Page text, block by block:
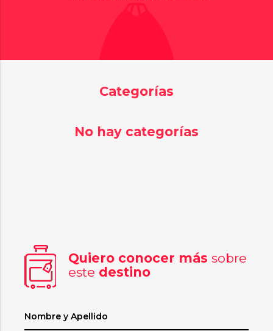
Categorías
No hay categorías
Quiero conocer más sobre
este destino